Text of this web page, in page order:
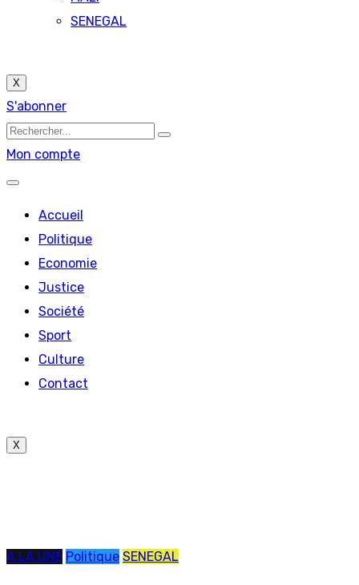
SENEGAL
X
S'abonner
Mon compte
Accueil
Politique
Economie
Justice
Société
Sport
Culture
Contact
X
A LA UNE Politique SENEGAL